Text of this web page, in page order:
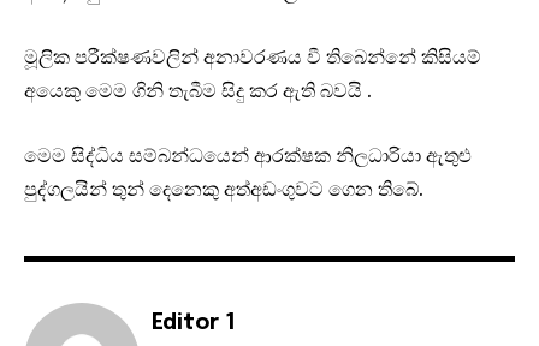
මූලික පරීක්ෂණවලින් අනාවරණය වී තිබෙන්නේ කිසියම්
අයෙකු මෙම ගිනි තැබීම සිදු කර ඇති බවයි .
මෙම සිද්ධිය සම්බන්ධයෙන් ආරක්ෂක නිලධාරියා ඇතුළු
පුද්ගලයින් තුන් දෙනෙකු අත්අඩංගුවට ගෙන තිබේ.
Editor 1